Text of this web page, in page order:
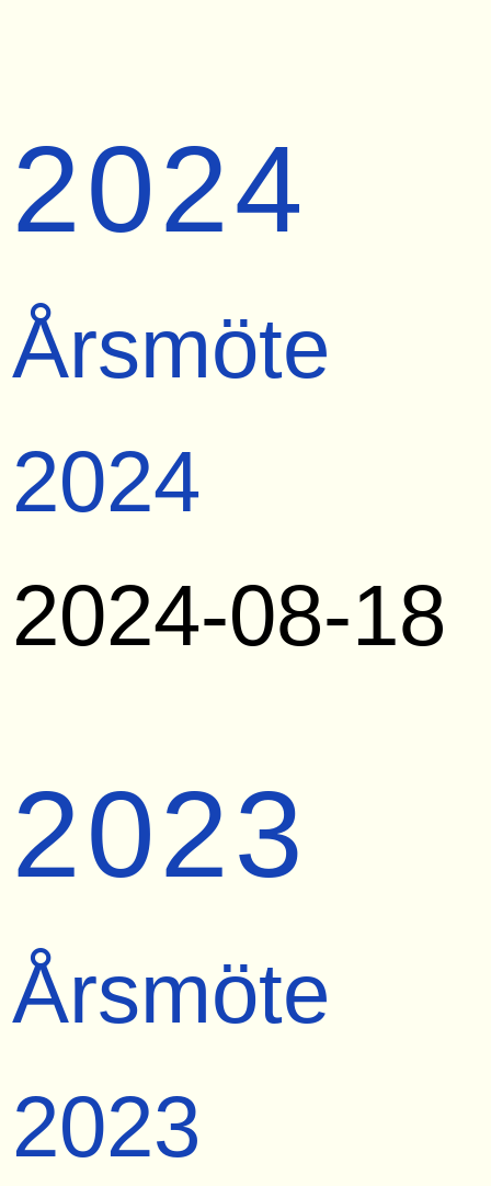
2024
Årsmöte
2024
2024-08-18
2023
Årsmöte
2023